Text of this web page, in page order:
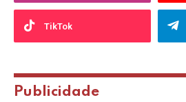
TikTok
Publicidade